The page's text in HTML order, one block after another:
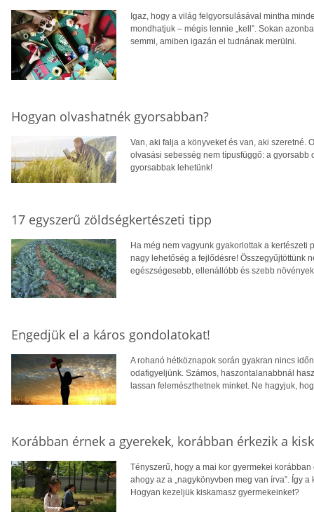
Igaz, hogy a világ felgyorsulásával mintha
mondhatjuk – mégis lennie „kell”. Sokan
semmi, amiben igazán el tudnának merülni.
Hogyan olvashatnék gyorsabban?
Van, aki falja a könyveket és van, aki szeretné.
olvasási sebesség nem típusfüggő: a
gyorsabbak lehetünk!
17 egyszerű zöldségkertészeti tipp
Ha még nem vagyunk gyakorlottak a
nagy lehetőség a fejlődésre! Összegyűjtöttünk
egészségesebb, ellenállóbb és szebb
Engedjük el a káros gondolatokat!
A rohanó hétköznapok során gyakran nincs
odafigyeljünk. Számos, haszontalanabbnál
lassan felemészthetnek minket. Ne hagyjuk,
Korábban érnek a gyerekek, korábban érkezik a
Tényszerű, hogy a mai kor gyermekei
ahogy az a „nagykönyvben meg van írva”. Így
Hogyan kezeljük kiskamasz gyermekeinket?